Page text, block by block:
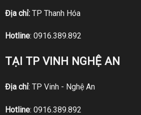
Địa chỉ:TP Thanh Hóa
Hotline: 0916.389.892
TẠI TP VINH NGHỆ AN
Địa chỉ: TP Vinh - Nghệ An
Hotline: 0916.389.892